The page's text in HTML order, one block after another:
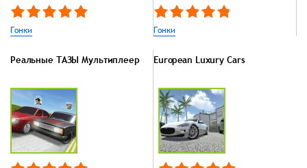
Гонки Гонки
Реальные ТАЗЫ Мультиплеер European Luxury Cars